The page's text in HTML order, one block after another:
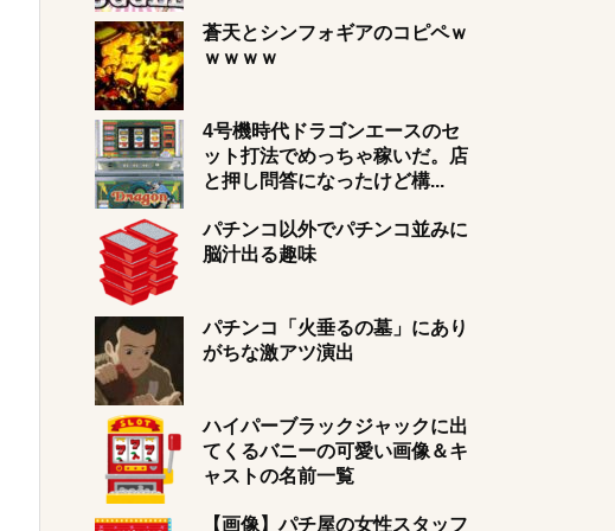
蒼天とシンフォギアのコピペｗ
ｗｗｗｗ
4号機時代ドラゴンエースのセ
ット打法でめっちゃ稼いだ。店
と押し問答になったけど構...
パチンコ以外でパチンコ並みに
脳汁出る趣味
パチンコ「火垂るの墓」にあり
がちな激アツ演出
ハイパーブラックジャックに出
てくるバニーの可愛い画像＆キ
ャストの名前一覧
【画像】パチ屋の女性スタッフ